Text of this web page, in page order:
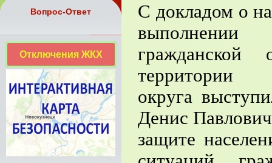
С докладом о
выполнении
округа
Денис
защите
Вопрос-Ответ
Отключения ЖКХ